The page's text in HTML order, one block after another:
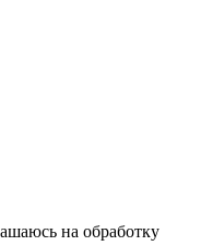
на обработку